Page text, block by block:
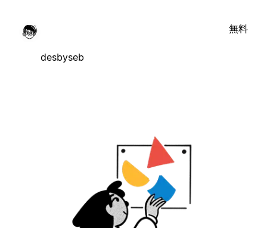
desbyseb
無料